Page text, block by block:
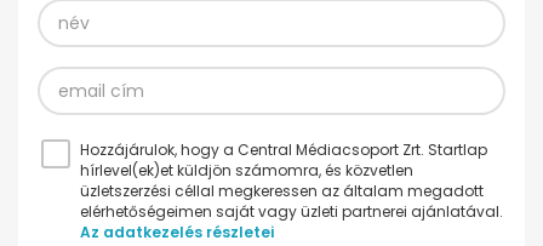
Hozzájárulok, hogy a Central Médiacsoport Zrt. Startlap
hírlevel(ek)et küldjön számomra, és közvetlen
üzletszerzési céllal megkeressen az általam megadott
elérhetőségeimen saját vagy üzleti partnerei ajánlatával.
Az adatkezelés részletei